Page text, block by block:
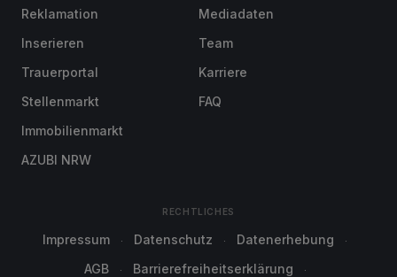
Reklamation
Inserieren
Trauerportal
Stellenmarkt
Immobilienmarkt
AZUBI NRW
Mediadaten
Team
Karriere
FAQ
RECHTLICHES
Impressum Datenschutz
Datenerhebung
AGB
Barrierefreiheitserklärung